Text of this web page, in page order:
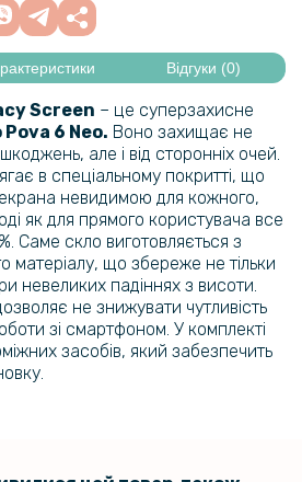
Відгуки (0)
Screen – це суперзахисне
Pova 6 Neo. Воно захищає не
але і від сторонніх очей.
в спеціальному покритті, що
невидимою для кожного,
як для прямого користувача все
Саме скло виготовляється з
матеріалу, що збереже не тільки
невеликих падіннях з висоти.
не знижувати чутливість
зі смартфоном. У комплекті
засобів, який забезпечить